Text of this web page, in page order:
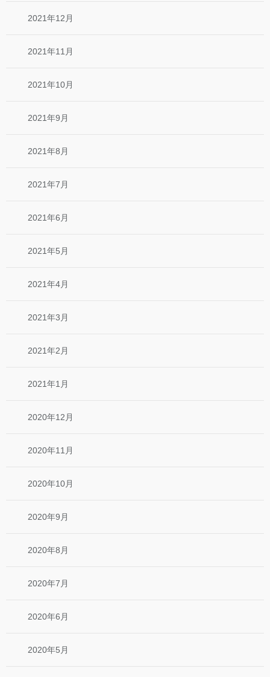
2021年12月
2021年11月
2021年10月
2021年9月
2021年8月
2021年7月
2021年6月
2021年5月
2021年4月
2021年3月
2021年2月
2021年1月
2020年12月
2020年11月
2020年10月
2020年9月
2020年8月
2020年7月
2020年6月
2020年5月